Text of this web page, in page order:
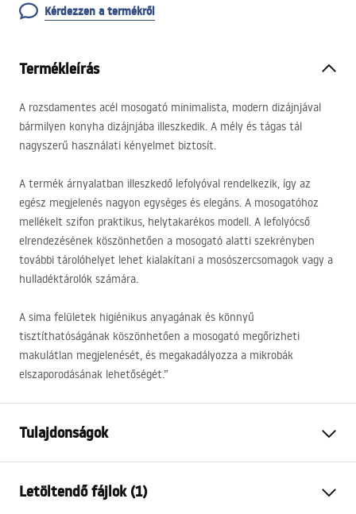
Kérdezzen a termékről
Termékleírás
A rozsdamentes acél mosogató minimalista, modern dizájnjával
bármilyen konyha dizájnjába illeszkedik. A mély és tágas tál
nagyszerű használati kényelmet biztosít.
A termék árnyalatban illeszkedő lefolyóval rendelkezik, így az
egész megjelenés nagyon egységes és elegáns. A mosogatóhoz
mellékelt szifon praktikus, helytakarékos modell. A lefolyócső
elrendezésének köszönhetően a mosogató alatti szekrényben
további tárolóhelyet lehet kialakítani a mosószercsomagok vagy a
hulladéktárolók számára.
A sima felületek higiénikus anyagának és könnyű
tisztíthatóságának köszönhetően a mosogató megőrizheti
makulátlan megjelenését, és megakadályozza a mikrobák
elszaporodásának lehetőségét.”
Tulajdonságok
A mosogató szélessége:
Letöltendő fájlok (1)